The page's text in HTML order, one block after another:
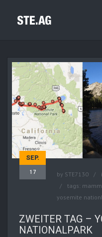
SEP.
17 by STE7130
tags:
yosemite
ZWEITER TAG –
NATIONALPARK